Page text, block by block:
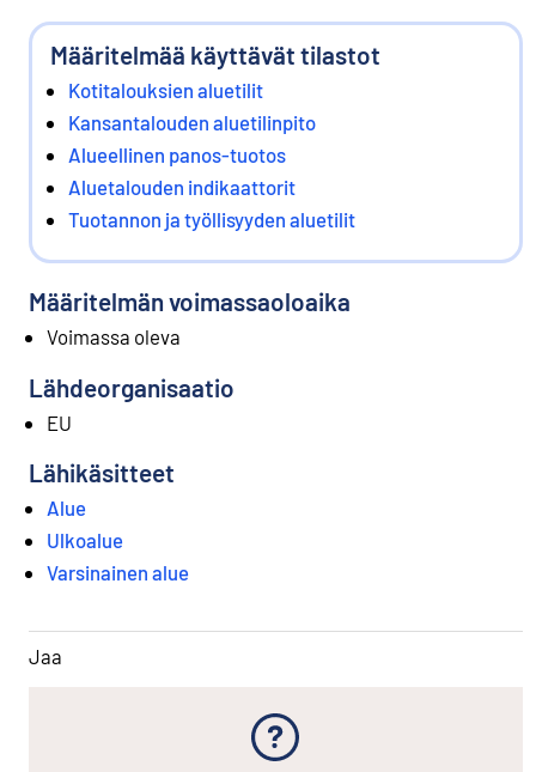
Määritelmää käyttävät tilastot
Kotitalouksien aluetilit
Kansantalouden aluetilinpito
Alueellinen panos-tuotos
Aluetalouden indikaattorit
Tuotannon ja työllisyyden aluetilit
Määritelmän voimassaoloaika
Voimassa oleva
Lähdeorganisaatio
EU
Lähikäsitteet
Alue
Ulkoalue
Varsinainen alue
Jaa